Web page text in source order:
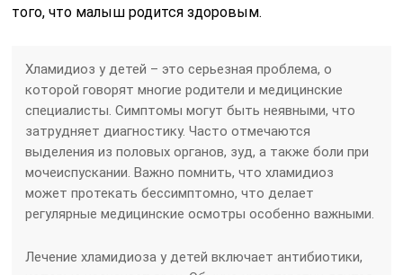
того, что малыш родится здоровым.
Хламидиоз у детей – это серьезная проблема, о
которой говорят многие родители и медицинские
специалисты. Симптомы могут быть неявными, что
затрудняет диагностику. Часто отмечаются
выделения из половых органов, зуд, а также боли при
мочеиспускании. Важно помнить, что хламидиоз
может протекать бессимптомно, что делает
регулярные медицинские осмотры особенно важными.
Лечение хламидиоза у детей включает антибиотики,